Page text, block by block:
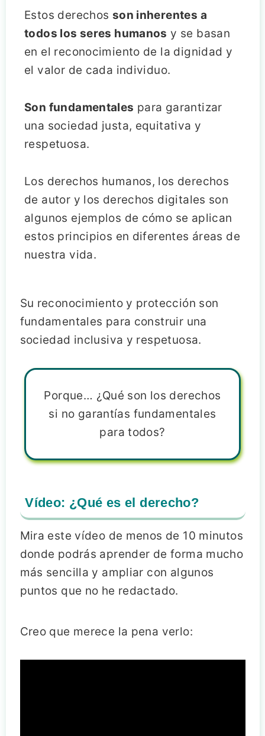
Estos derechos son inherentes a
todos los seres humanos y se basan
en el reconocimiento de la dignidad y
el valor de cada individuo.
Son fundamentales para garantizar
una sociedad justa, equitativa y
respetuosa.
Los derechos humanos, los derechos
de autor y los derechos digitales son
algunos ejemplos de cómo se aplican
estos principios en diferentes áreas de
nuestra vida.
Su reconocimiento y protección son
fundamentales para construir una
sociedad inclusiva y respetuosa.
Porque… ¿Qué son los derechos
si no garantías fundamentales
para todos?
Vídeo: ¿Qué es el derecho?
Mira este vídeo de menos de 10 minutos
donde podrás aprender de forma mucho
más sencilla y ampliar con algunos
puntos que no he redactado.
Creo que merece la pena verlo: